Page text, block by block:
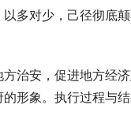
多对少，己径彻底
治安，促进地方经
形象。执行过程与